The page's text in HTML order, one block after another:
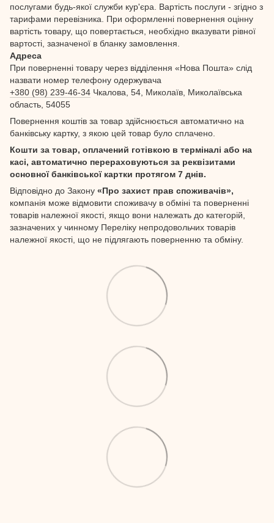
послугами будь-якої служби кур'єра. Вартість послуги - згідно з
тарифами перевізника. При оформленні повернення оцінну
вартість товару, що повертається, необхідно вказувати рівної
вартості, зазначеної в бланку замовлення.
Адреса
При поверненні товару через відділення «Нова Пошта» слід
назвати номер телефону одержувача
+380 (98) 239-46-34 Чкалова, 54, Миколаїв, Миколаївська
область, 54055
Повернення коштів за товар здійснюється автоматично на
банківську картку, з якою цей товар було сплачено.
Кошти за товар, оплачений готівкою в терміналі або на
касі, автоматично перераховуються за реквізитами
основної банківської картки протягом 7 днів.
Відповідно до Закону «Про захист прав споживачів»,
компанія може відмовити споживачу в обміні та поверненні
товарів належної якості, якщо вони належать до категорій,
зазначених у чинному Переліку непродовольчих товарів
належної якості, що не підлягають поверненню та обміну.